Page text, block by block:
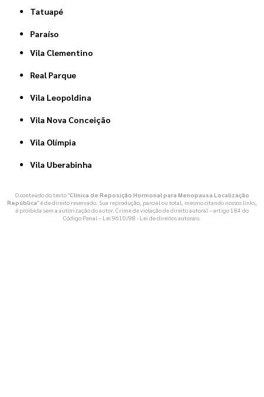
Tatuapé
Paraíso
Vila Clementino
Real Parque
Vila Leopoldina
Vila Nova Conceição
Vila Olímpia
Vila Uberabinha
O conteúdo do texto "Clínica de Reposição Hormonal para Menopausa Localização
República" é de direito reservado. Sua reprodução, parcial ou total, mesmo citando nossos links,
é proibida sem a autorização do autor. Crime de violação de direito autoral – artigo 184 do
Código Penal – Lei 9610/98 - Lei de direitos autorais